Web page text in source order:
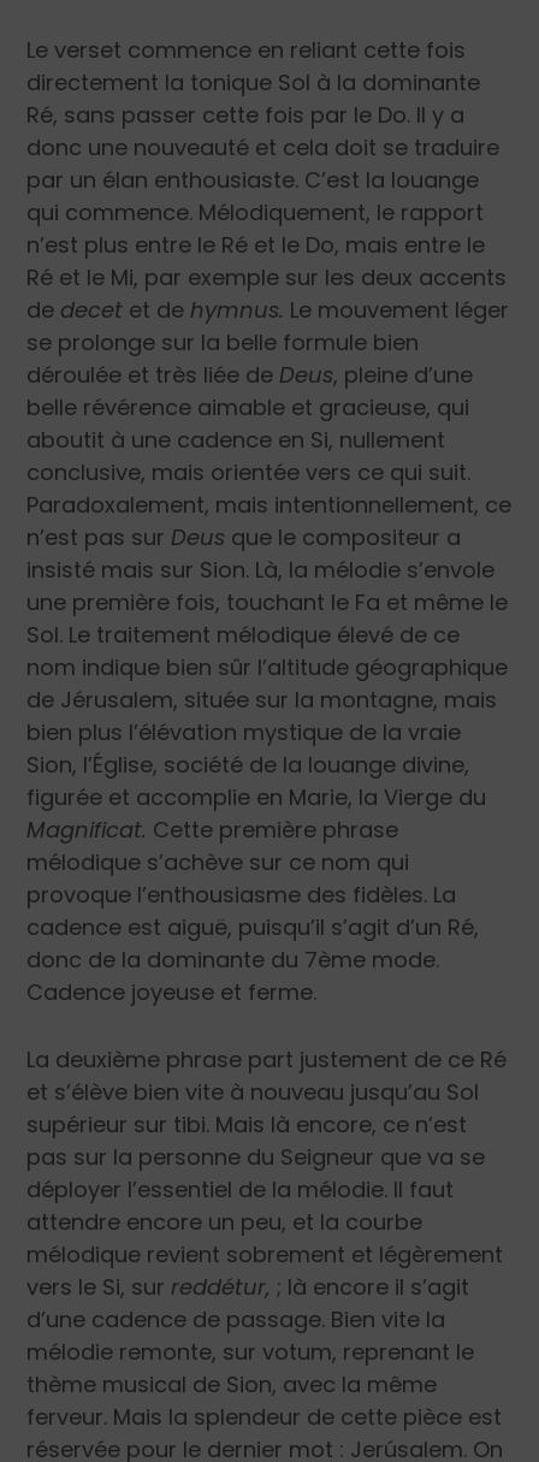
Le verset commence en reliant cette fois
directement la tonique Sol à la dominante
Ré, sans passer cette fois par le Do. Il y a
donc une nouveauté et cela doit se traduire
par un élan enthousiaste. C’est la louange
qui commence. Mélodiquement, le rapport
n’est plus entre le Ré et le Do, mais entre le
Ré et le Mi, par exemple sur les deux accents
de decet et de hymnus. Le mouvement léger
se prolonge sur la belle formule bien
déroulée et très liée de Deus, pleine d’une
belle révérence aimable et gracieuse, qui
aboutit à une cadence en Si, nullement
conclusive, mais orientée vers ce qui suit.
Paradoxalement, mais intentionnellement, ce
n’est pas sur Deus que le compositeur a
insisté mais sur Sion. Là, la mélodie s’envole
une première fois, touchant le Fa et même le
Sol. Le traitement mélodique élevé de ce
nom indique bien sûr l’altitude géographique
de Jérusalem, située sur la montagne, mais
bien plus l’élévation mystique de la vraie
Sion, l’Église, société de la louange divine,
figurée et accomplie en Marie, la Vierge du
Magnificat. Cette première phrase
mélodique s’achève sur ce nom qui
provoque l’enthousiasme des fidèles. La
cadence est aiguë, puisqu’il s’agit d’un Ré,
donc de la dominante du 7ème mode.
Cadence joyeuse et ferme.
La deuxième phrase part justement de ce Ré
et s’élève bien vite à nouveau jusqu’au Sol
supérieur sur tibi. Mais là encore, ce n’est
pas sur la personne du Seigneur que va se
déployer l’essentiel de la mélodie. Il faut
attendre encore un peu, et la courbe
mélodique revient sobrement et légèrement
vers le Si, sur reddétur, ; là encore il s’agit
d’une cadence de passage. Bien vite la
mélodie remonte, sur votum, reprenant le
thème musical de Sion, avec la même
ferveur. Mais la splendeur de cette pièce est
réservée pour le dernier mot : Jerúsalem. On